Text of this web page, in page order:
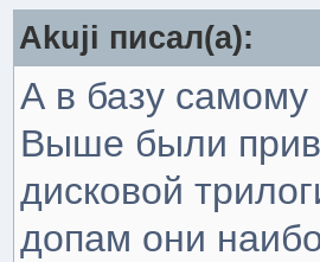
Akuji писал(a):
А в базу самому
Выше были
дисковой
допам они